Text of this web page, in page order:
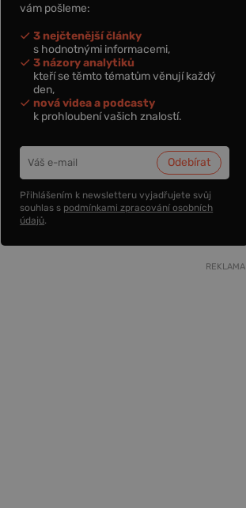
vám pošleme:
3 nejčtenější články
s hodnotnými informacemi,
3 názory analytiků
kteří se těmto tématům věnují každý
den,
nová videa a podcasty
k prohloubení vašich znalostí.
Přihlášením k newsletteru vyjadřujete svůj
souhlas s podmínkami zpracování osobních
údajů.
REKLAMA